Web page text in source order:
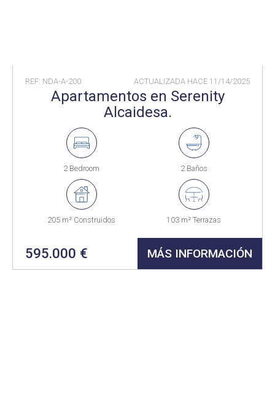
REF: NDA-A-200 ACTUALIZADA HACE 11/14/2025
Apartamentos en Serenity
Alcaidesa.
2 Bedroom 2 Baños
205 m² Construidos 103 m² Terrazas
595.000 € MÁS INFORMACIÓN